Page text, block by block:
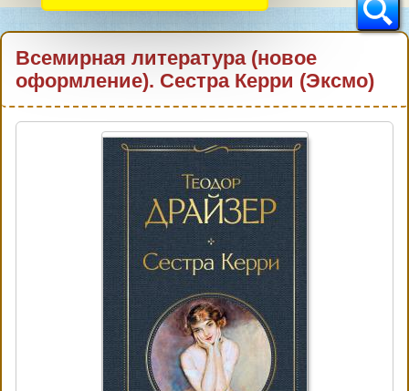
Всемирная литература (новое
оформление). Сестра Керри (Эксмо)